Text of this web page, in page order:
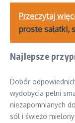
Przeczytaj
proste sałatki,
Najlepsze
Dobór
wydobycia pełni
niezapomnianych
sól i świeżo